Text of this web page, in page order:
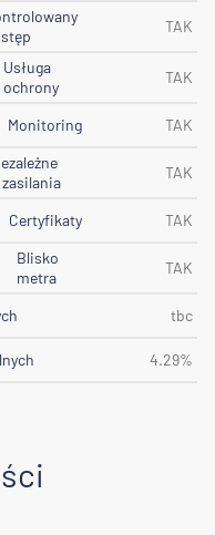
TAK
Usługa
ochrony
TAK
Monitoring
TAK
zasilania
TAK
Certyfikaty
TAK
Blisko
metra
TAK
tbc
4.29%